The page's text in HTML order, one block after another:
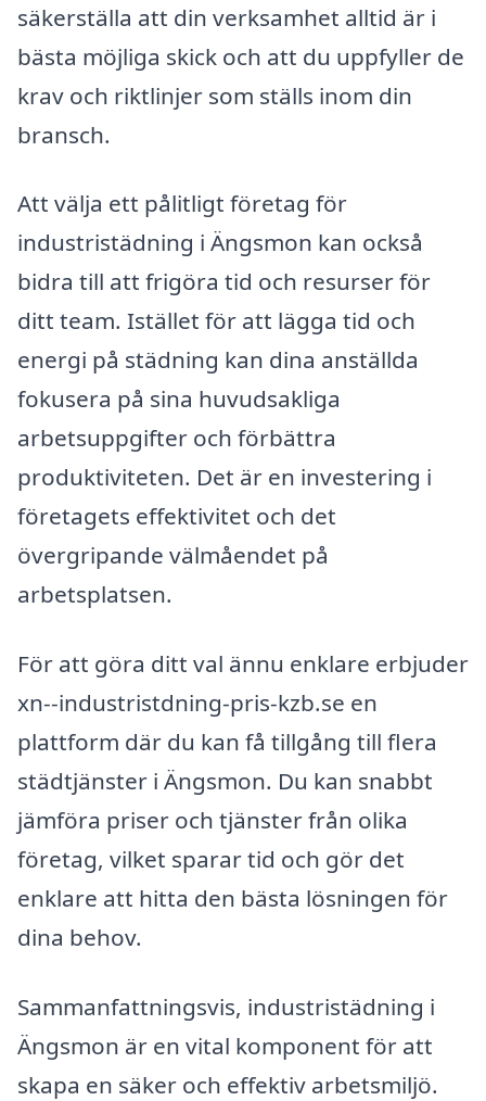
säkerställa att din verksamhet alltid är i
bästa möjliga skick och att du uppfyller de
krav och riktlinjer som ställs inom din
bransch.
Att välja ett pålitligt företag för
industristädning i Ängsmon kan också
bidra till att frigöra tid och resurser för
ditt team. Istället för att lägga tid och
energi på städning kan dina anställda
fokusera på sina huvudsakliga
arbetsuppgifter och förbättra
produktiviteten. Det är en investering i
företagets effektivitet och det
övergripande välmåendet på
arbetsplatsen.
För att göra ditt val ännu enklare erbjuder
xn--industristdning-pris-kzb.se en
plattform där du kan få tillgång till flera
städtjänster i Ängsmon. Du kan snabbt
jämföra priser och tjänster från olika
företag, vilket sparar tid och gör det
enklare att hitta den bästa lösningen för
dina behov.
Sammanfattningsvis, industristädning i
Ängsmon är en vital komponent för att
skapa en säker och effektiv arbetsmiljö.